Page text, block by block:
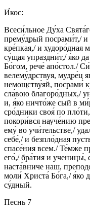
И́кос:
Всеси́льное Ду́ха
прему́дрый посрами́т,/
кре́пкая,/ и худоро́дная
су́щая упраздни́т,/ я́ко
Бо́гом, рече́ апо́стол./
велему́дрствуя, мудре́ц
немощству́яй, посрами́
сла́вою благоро́дных,/
и, я́ко ничто́же сый в
сро́дники своя́ по
покори́вся науче́нию
ему́ во учи́тельстве,/
себе́,/ и безпло́дная
спасе́ния всем./ Те́мже
его́,/ бра́тия и ученицы́,
наста́вниче наш,
моли́ Христа́ Бо́га,/ я́ко
су́дный.
Песнь 7